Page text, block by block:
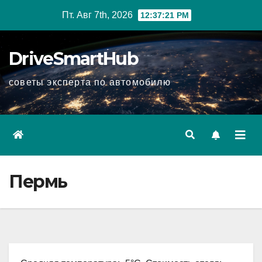
Пт. Авг 7th, 2026 12:37:22 PM
DriveSmartHub
советы эксперта по автомобилю
Пермь